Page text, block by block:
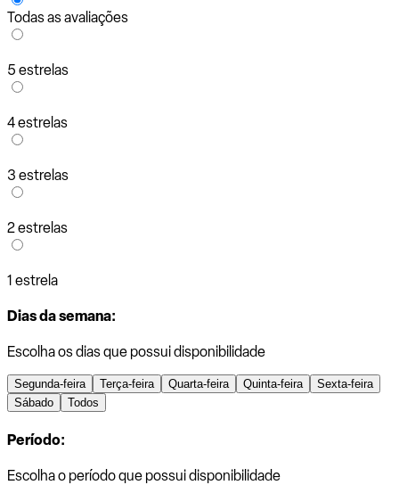
Todas as avaliações
5 estrelas
4 estrelas
3 estrelas
2 estrelas
1 estrela
Dias da semana:
Escolha os dias que possui disponibilidade
Segunda-feira Terça-feira Quarta-feira Quinta-feira
Sexta-feira
Sábado
Todos
Período:
Escolha o período que possui disponibilidade